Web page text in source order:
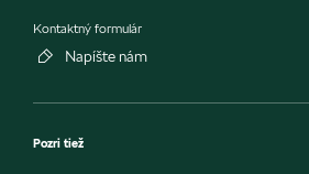
Kontaktný formulár
Napíšte nám
Pozri tiež